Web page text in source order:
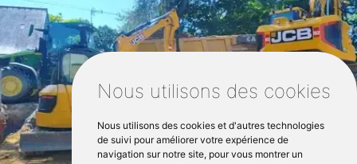
Nous utilisons des cookies
Nous utilisons des cookies et d'autres technologies
de suivi pour améliorer votre expérience de
navigation sur notre site, pour vous montrer un